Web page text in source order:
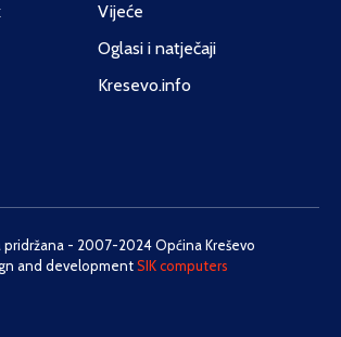
Vijeće
Oglasi i natječaji
Kresevo.info
pridržana - 2007-2024 Općina Kreševo
and developmentSIK computers